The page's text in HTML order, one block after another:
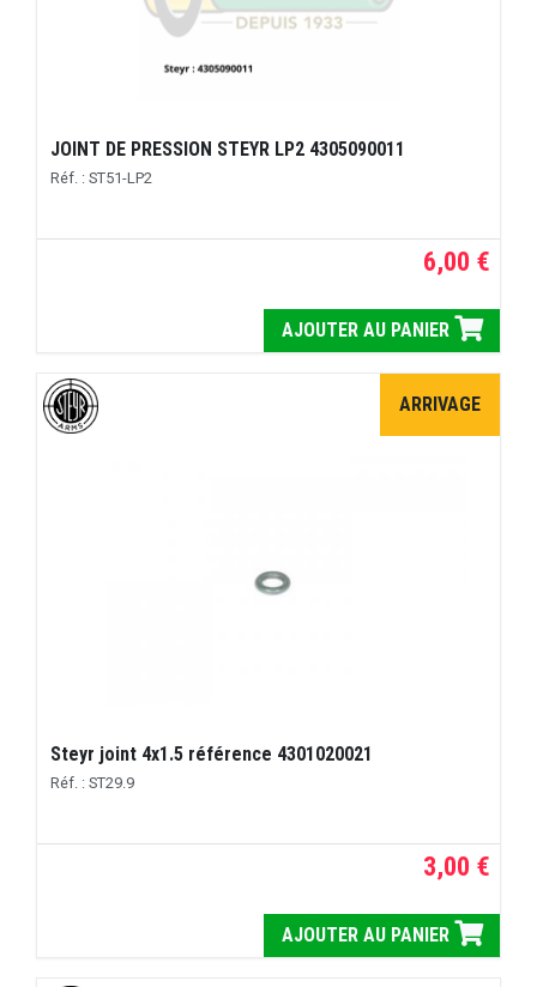
JOINT DE PRESSION STEYR LP2 4305090011
Réf. : ST51-LP2
6,00 €
AJOUTER AU PANIER
ARRIVAGE
Steyr joint 4x1.5 référence 4301020021
Réf. : ST29.9
3,00 €
AJOUTER AU PANIER